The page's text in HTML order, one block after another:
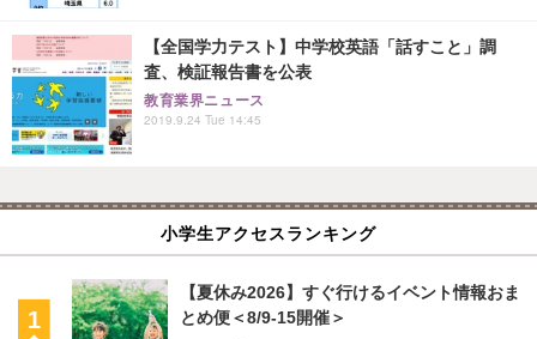
【全国学力テスト】中学校英語「話すこと」調
査、検証報告書を公表
教育業界ニュース
2019.9.24 Tue 14:45
小学生アクセスランキング
【夏休み2026】すぐ行けるイベント情報おま
とめ便＜8/9-15開催＞